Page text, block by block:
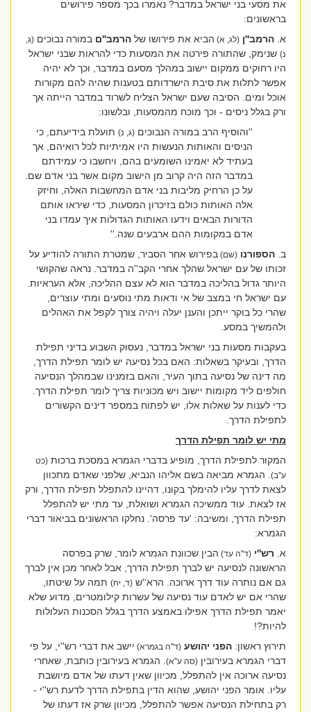
את מסעי בני ישראל במדבר? נאמרו בכך מספר פירושים
בראשונים:
א.הרמב''ן (לג, א) הביא את פירושו שלהרמב''םבמורה נבוכים(ג,
שנימק, שהתורה פירטה את המסעות כדי להראות שבני ישראל
היו רחוקים ממקום יישוב במהלך מסעם במדבר, וכך לא יהיה
אפשר לתלות את סיבת הישרדותם בטענות שהיה להם מקורות
אוכל ומים. הסיבה שעם ישראל הצליח לשרוד במדבר הייתה אך
ורק בגלל ניסים - וכך מוכח מהמסעות, ובלשונו:
''והוסיף הרב במורה הנבוכים(ג, נ) תועלת בידיעתם, כי
הניסים והאותות הנעשות היו אמיתיות לכל רואיהם, אך
בעתיד לא יאמינו השומעים בהם, ויחשבו כי עמידתם
במדבר הזה היה קרוב מן הישוב מקום אשר בני אדם שם.
על כן הרחיק מליבות בני אדם המחשבות האלה, וחיזק
אלה האותות כולם בזיכרון המסעות, כדי שיראו אותם
הדורות הבאים וידעו האותות הגדולות איך עמדו בני
אדם במקומות ההם ארבעים שנה.''
הספורנו (שם)בפירוש אחר הסביר, שמטרת התורה להודיע על
זכותו של עם ישראל שהלך אחרי הקב''ה במדבר. נראה שהקושי
היותר גדול בהליכה במדבר הוא לא עצם ההליכה, אלא העראיות.
עם ישראל חי במצב של אי ודאות מתי נוסעים ומתי עוצרים,
שהרי כל בוקר ייתכן והענן יעלה ויהיה צורך לקפל את האהלים
ולהמשיך במסע.
בעקבות מסעות בני ישראל במדבר, נעסוק השבוע בדיני תפילת
הדרך, ובעיקר בשאלות: האם בכל נסיעה יש לומר תפילת הדרך,
מה דינה של נסיעה בתוך העיר, והאם בזמנינו שבמהלך הנסיעה
חולפים ליד מקומות יישוב ויש מכוניות צריך לומר תפילת הדרך.
כדי לענות על שאלות אלו, יש לפתוח במספר דינים הקשורים
לתפילת הדרך.
מתי יש לומר תפילת הדרך
המקור לתפילת הדרך, מופיע בדברי הגמרא במסכת ברכות(כט
ע''ב). הגמרא מביאה בשם אליהו הנביא, שלפני שאדם מתכוון
לצאת לדרך עליו להימלך בקונו, דהיינו להתפלל תפילת הדרך, ורק
אז לצאת. עוד ממשיכה הגמרא ושואלת, עד מתי יש להתפלל
תפילת הדרך, ומשיבה: 'עד פרסה'. נחלקו הראשונים בביאור דברי
הגמרא:
א.רש''י (ד''ה עד)הבין שכוונת הגמרא לומר, שרק בפרסה
הראשונה לנסיעה יש לברך תפילת הדרך, אבל לאחר מכן אין לברך
גם אם נותרה עוד דרך ארוכה. הרא''ש(ד, יח) תמה על שיטתו,
שהרי אם יש לאדם עוד נסיעה של עשרות קילומטרים, מדוע שלא
יאמר תפילת הדרך אפילו באמצע הדרך בגלל הסכנות העלולות
להיות?!
תירוץ ראשון:הפני יהושע (ד''ה בגמרא)יישב את דברי רש''י, על פי
דברי הגמרא בעירובין(סה ע''א). הגמרא בעירובין כותבת, שאחרי
נסיעה ארוכה אין להתפלל, מכיוון שאין דעתו של אדם מיושבת
עליו. אומר הפני יהושע, שהוא הדין בתפילת הדרך לדעת רש''י -
רק בתחילת הנסיעה אפשר להתפלל, מכיוון שרק אז דעתו של